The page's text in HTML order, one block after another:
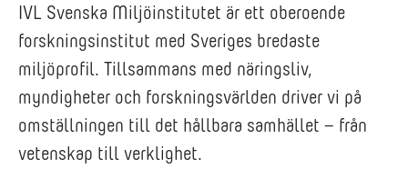
IVL Svenska Miljöinstitutet är ett oberoende
forskningsinstitut med Sveriges bredaste
miljöprofil. Tillsammans med näringsliv,
myndigheter och forskningsvärlden driver vi på
omställningen till det hållbara samhället – från
vetenskap till verklighet.